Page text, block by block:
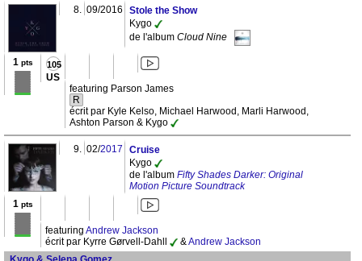
8. 09/2016
Stole the Show
Kygo
de l'album Cloud Nine
1 pts
105
US
featuring Parson James
R
écrit par Kyle Kelso, Michael Harwood, Marli Harwood,
Ashton Parson & Kygo
9. 02/2017
Cruise
Kygo
de l'album Fifty Shades Darker: Original
Motion Picture Soundtrack
1 pts
featuring Andrew Jackson
écrit par Kyrre Gørvell-Dahll
&Andrew Jackson